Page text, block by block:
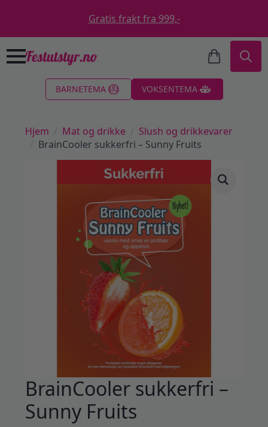
Gratis frakt fra 999,-
BARNETEMA VOKSENTEMA
Hjem Mat og drikke
Slush og drikkevarer
BrainCooler sukkerfri – Sunny Fruits
BrainCooler sukkerfri –
Sunny Fruits